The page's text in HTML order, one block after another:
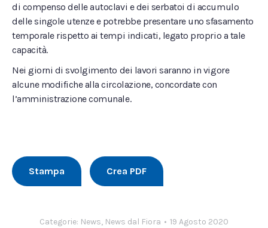
di compenso delle autoclavi e dei serbatoi di accumulo
delle singole utenze e potrebbe presentare uno sfasamento
temporale rispetto ai tempi indicati, legato proprio a tale
capacità.
Nei giorni di svolgimento dei lavori saranno in vigore
alcune modifiche alla circolazione, concordate con
l’amministrazione comunale.
Stampa Crea PDF
Categorie: News, News dal Fiora 19 Agosto 2020